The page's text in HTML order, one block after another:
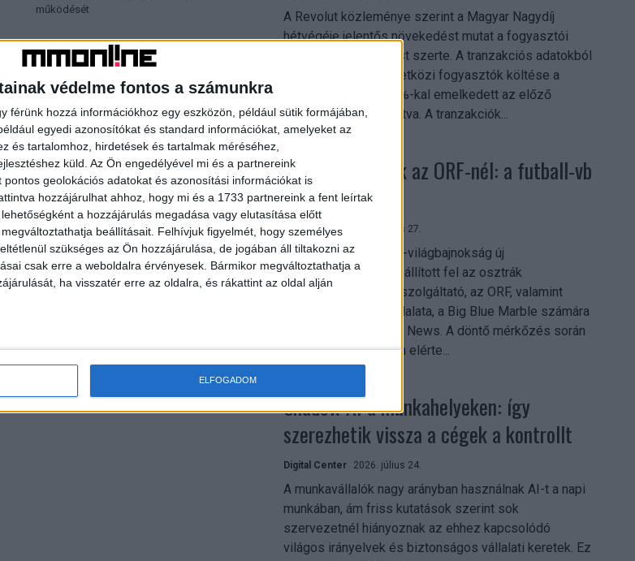
védelme fontos a számunkra
férünk hozzá információkhoz egy eszközön, például sütik formájában,
egyedi azonosítókat és standard információkat, amelyeket az
és tartalomhoz, hirdetések és tartalmak méréséhez,
küld. Az Ön engedélyével mi és a partnereink
geolokációs adatokat és azonosítási információkat is
hozzájárulhat ahhoz, hogy mi és a 1733 partnereink a fent leírtak
a hozzájárulás megadása vagy elutasítása előtt
beállításait. Felhívjuk figyelmét, hogy személyes
szükséges az Ön hozzájárulása, de jogában áll tiltakozni az
csak erre a weboldalra érvényesek. Bármikor megváltoztathatja a
ha visszatér erre az oldalra, és rákattint az oldal alján
ELFOGADOM
működését
A Revolut közleménye szerint a Magyar Nagydíj
hétvégéje jelentős növekedést mutat a fogyasztói
aktivitásban Budapest szerte. A tranzakciós adatokból
kiderül, hogy a nemzetközi fogyasztók költése a
versenyhétvégén 26%-kal emelkedett az előző
hétvégéhez viszonyítva. A tranzakciók...
Rekordok dőltek az ORF-nél: a futball-vb
mindent vitt
Digital Center 2026. július 27.
A 2026-os labdarúgó-világbajnokság új
streamingrekordokat állított fel az osztrák
közszolgálati műsorszolgáltató, az ORF, valamint
technológiai leányvállalata, a Big Blue Marble számára
– írja a Broadband TV News. A döntő mérkőzés során
az átlagos nézőszám elérte...
Shadow AI a munkahelyeken: így
szerezhetik vissza a cégek a kontrollt
Digital Center 2026. július 24.
A munkavállalók nagy arányban használnak AI-t a napi
munkában, ám friss kutatások szerint sok
szervezetnél hiányoznak az ehhez kapcsolódó
világos irányelvek és biztonságos vállalati keretek. Ez